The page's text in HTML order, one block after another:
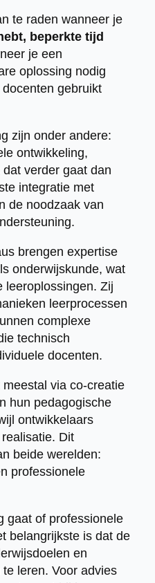
te raden wanneer je
beperkte tijd
je een
oplossing nodig
gebruikt
zijn onder andere:
ontwikkeling,
verder gaat dan
integratie met
de noodzaak van
brengen expertise
onderwijskunde, wat
leeroplossingen. Zij
leerprocessen
complexe
technisch
docenten.
via co-creatie
hun pedagogische
ontwikkelaars
Dit
beide werelden:
professionele
gaat of professionele
belangrijkste is dat de
en
leren. Voor advies